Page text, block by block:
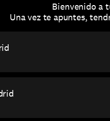
Bienvenido a
Una vez te apuntes,